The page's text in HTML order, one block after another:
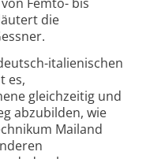
die
ita­li­e­ni­schen
es,
gleichzeitig und
abzubilden, wie
Mailand